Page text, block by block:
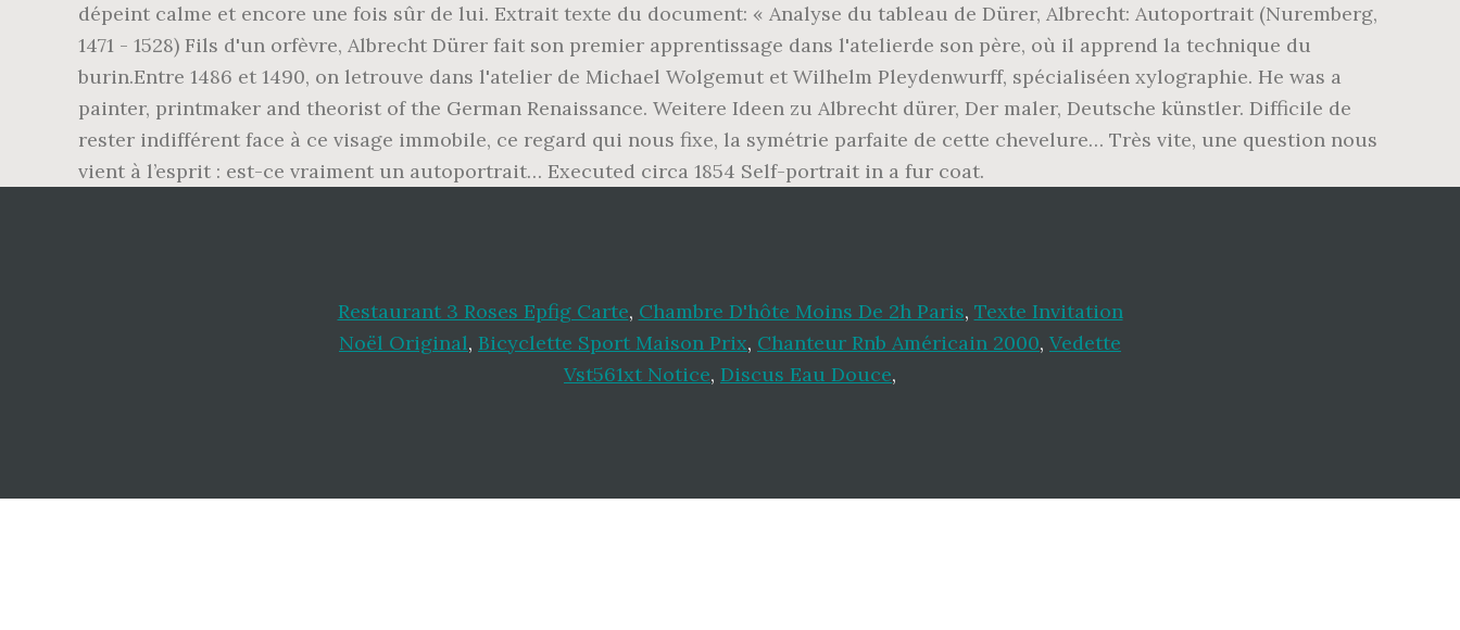
dépeint calme et encore une fois sûr de lui. Extrait texte du document: « Analyse du tableau de Dürer, Albrecht: Autoportrait (Nuremberg,
1471 - 1528) Fils d'un orfèvre, Albrecht Dürer fait son premier apprentissage dans l'atelierde son père, où il apprend la technique du
burin.Entre 1486 et 1490, on letrouve dans l'atelier de Michael Wolgemut et Wilhelm Pleydenwurff, spécialiséen xylographie. He was a
painter, printmaker and theorist of the German Renaissance. Weitere Ideen zu Albrecht dürer, Der maler, Deutsche künstler. Difficile de
rester indifférent face à ce visage immobile, ce regard qui nous fixe, la symétrie parfaite de cette chevelure… Très vite, une question nous
vient à l’esprit : est-ce vraiment un autoportrait… Executed circa 1854 Self-portrait in a fur coat.
Restaurant 3 Roses Epfig Carte, Chambre D'hôte Moins De 2h Paris, Texte Invitation
Noël Original, Bicyclette Sport Maison Prix, Chanteur Rnb Américain 2000, Vedette
Vst561xt Notice, Discus Eau Douce,